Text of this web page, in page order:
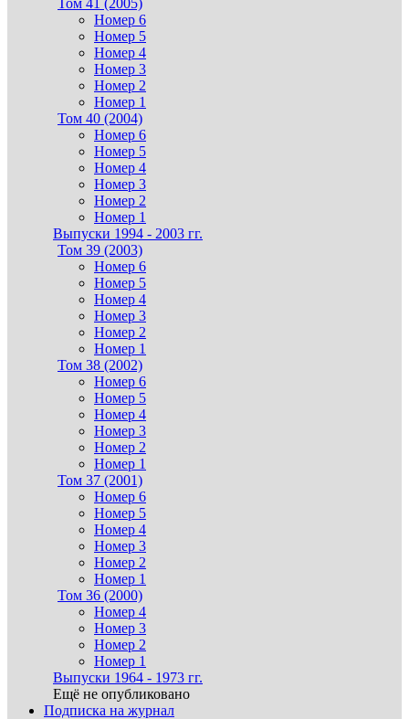
Номер 6
Номер 5
Номер 4
Номер 3
Номер 2
Номер 1
Том 40 (2004)
Номер 6
Номер 5
Номер 4
Номер 3
Номер 2
Номер 1
Выпуски 1994 - 2003 гг.
Том 39 (2003)
Номер 6
Номер 5
Номер 4
Номер 3
Номер 2
Номер 1
Том 38 (2002)
Номер 6
Номер 5
Номер 4
Номер 3
Номер 2
Номер 1
Том 37 (2001)
Номер 6
Номер 5
Номер 4
Номер 3
Номер 2
Номер 1
Том 36 (2000)
Номер 4
Номер 3
Номер 2
Номер 1
Выпуски 1964 - 1973 гг.
Ещё не опубликовано
Подписка на журнал